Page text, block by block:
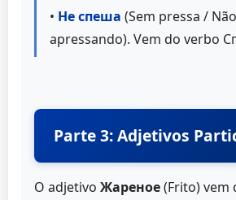
• Не спеша (Sem pressa /
apressando). Vem do verbo
Parte 3: Adjetivos
O adjetivo Жареное(Frito) vem